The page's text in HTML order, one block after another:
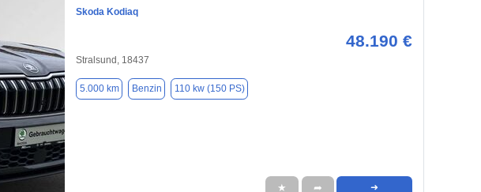
Skoda Kodiaq
48.190 €
Stralsund, 18437
5.000 km Benzin 110 kw (150 PS)
★ ➦ ➜